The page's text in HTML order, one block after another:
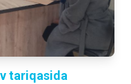
tariqasida